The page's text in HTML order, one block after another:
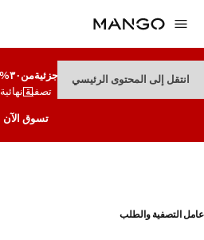
انتقل إلى المحتوى الرئيسيتنزيلات جزئيةمن٣٠% إلى٧٠%
تصفية نهائية
تسوق الآن
عامل التصفية والطلب